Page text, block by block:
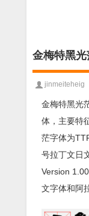
金梅特黑
jinmeiteheig
金梅特黑光
体，主要特
茫字体为
号拉丁文日
Version
文字体和阿